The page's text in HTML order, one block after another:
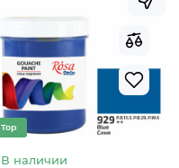
Top
В наличии